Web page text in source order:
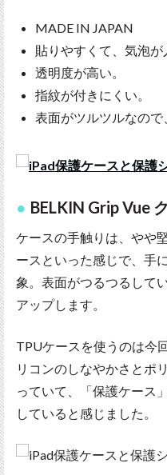
MADE IN JAPAN
貼りやすくて、気泡が
透明度が高い。
指紋が付きにくい。
表面がツルツルなので
BELKIN Grip Vue
ケースの手触りは、やや
ースといった感じで、手
象。表面がつるつるして
アップします。
TPUケースを使うのは今
リコンのしなやかさとポ
っていて、「保護ケース
していると感じました。